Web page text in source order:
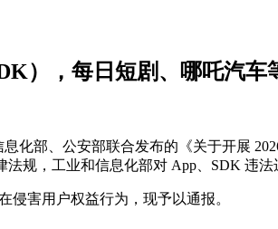
），每日短剧、哪吒汽车
化部、公安部联合发布的《关于开展
规，工业和信息化部对 App、SDK 违法
侵害用户权益行为，现予以通报。